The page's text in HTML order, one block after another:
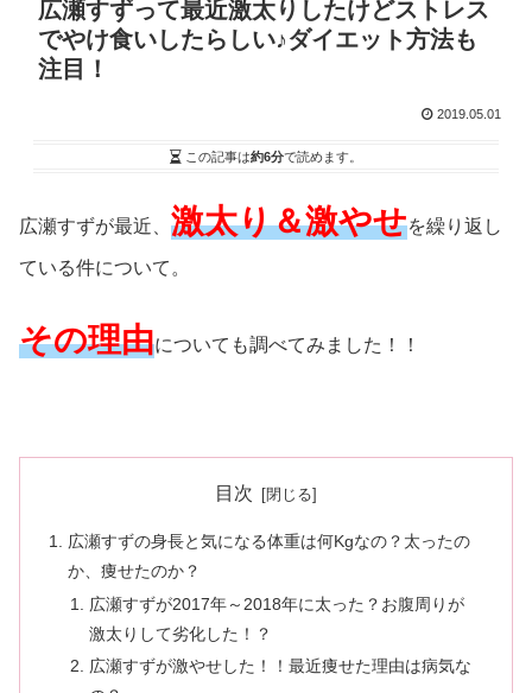
広瀬すずって最近激太りしたけどストレス
でやけ食いしたらしい♪ダイエット方法も
注目！
2019.05.01
この記事は約6分で読めます。
広瀬すずが最近、 激太り＆激やせを繰り返し
ている件について。
その理由についても調べてみました！！
目次
広瀬すずの身長と気になる体重は何Kgなの？太ったの
か、痩せたのか？
広瀬すずが2017年～2018年に太った？お腹周りが
激太りして劣化した！？
広瀬すずが激やせした！！最近痩せた理由は病気な